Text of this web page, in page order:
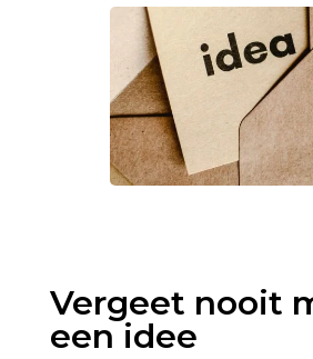
Vergeet nooit
een idee